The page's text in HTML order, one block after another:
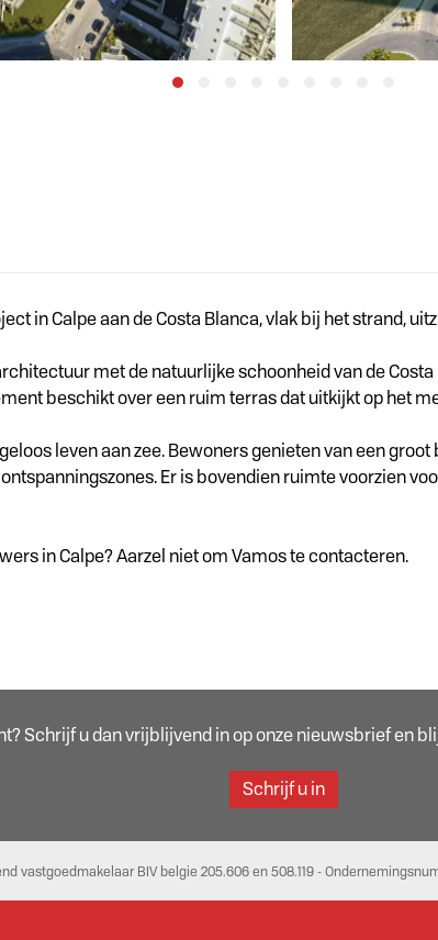
in Calpe aan de Costa Blanca, vlak bij het strand,
met de natuurlijke schoonheid van de
beschikt over een ruim terras dat uitkijkt op het
leven aan zee. Bewoners genieten van een
Er is bovendien ruimte voorzien
in Calpe? Aarzel niet om Vamos te contacteren.
Schrijf u dan vrijblijvend in op onze nieuwsbrief en
Schrijf u in
vastgoedmakelaar BIV belgie 205.606 en 508.119 -